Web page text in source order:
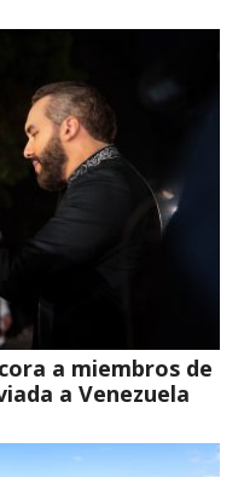
a miembros de
a Venezuela